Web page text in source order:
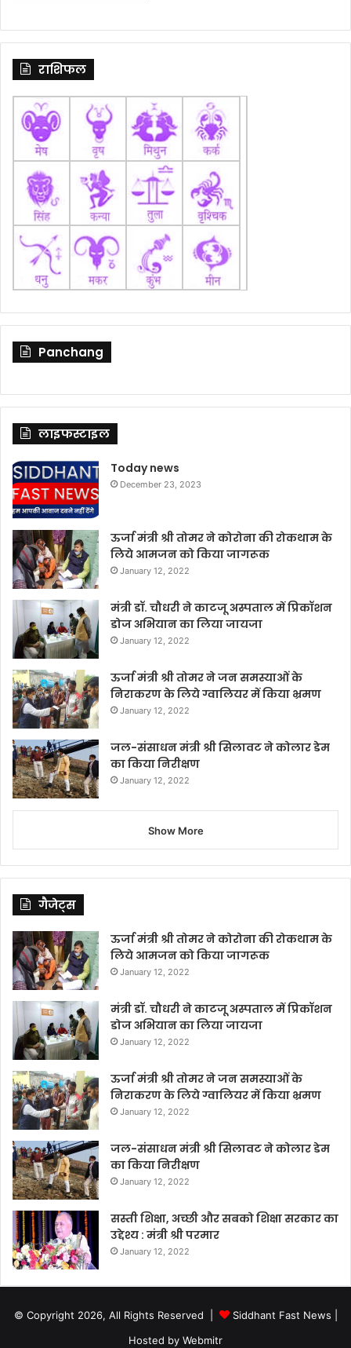
राशिफल
Panchang
लाइफस्टाइल
Today news
December 23, 2023
ऊर्जा मंत्री श्री तोमर ने कोरोना की रोकथाम के
लिये आमजन को किया जागरूक
January 12, 2022
मंत्री डॉ. चौधरी ने काटजू अस्पताल में प्रिकॉशन
डोज अभियान का लिया जायजा
January 12, 2022
ऊर्जा मंत्री श्री तोमर ने जन समस्याओं के
निराकरण के लिये ग्वालियर में किया भ्रमण
January 12, 2022
जल-संसाधन मंत्री श्री सिलावट ने कोलार डेम
का किया निरीक्षण
January 12, 2022
Show More
गैजेट्स
ऊर्जा मंत्री श्री तोमर ने कोरोना की रोकथाम के
लिये आमजन को किया जागरूक
January 12, 2022
मंत्री डॉ. चौधरी ने काटजू अस्पताल में प्रिकॉशन
डोज अभियान का लिया जायजा
January 12, 2022
ऊर्जा मंत्री श्री तोमर ने जन समस्याओं के
निराकरण के लिये ग्वालियर में किया भ्रमण
January 12, 2022
जल-संसाधन मंत्री श्री सिलावट ने कोलार डेम
का किया निरीक्षण
January 12, 2022
सस्ती शिक्षा, अच्छी और सबको शिक्षा सरकार का
उद्देश्य : मंत्री श्री परमार
January 12, 2022
© Copyright 2026, All Rights Reserved | Siddhant Fast News
Hosted by Webmitr